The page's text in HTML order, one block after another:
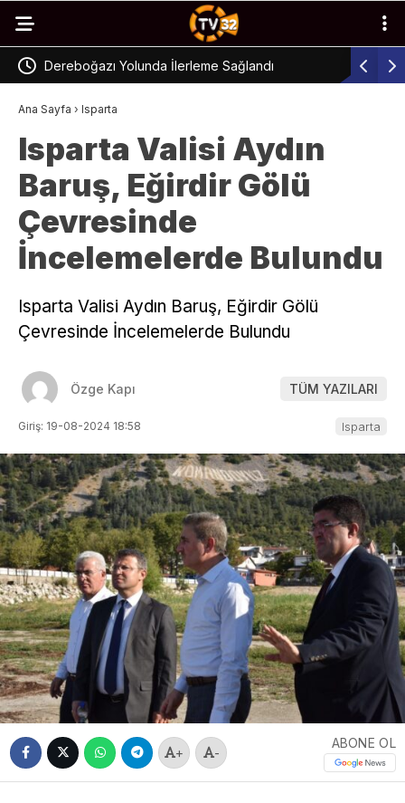
İlerleme Sağlandı Otomobil Yan Yatarak Kaza Yaptı
Ana Sayfa › Isparta
Isparta Valisi Aydın
Baruş, Eğirdir Gölü
Çevresinde
İncelemelerde Bulundu
Isparta Valisi Aydın Baruş, Eğirdir Gölü
Çevresinde İncelemelerde Bulundu
Özge Kapı TÜM YAZILARI
Giriş: 19-08-2024 18:58 Isparta
+ -
ABONE OL